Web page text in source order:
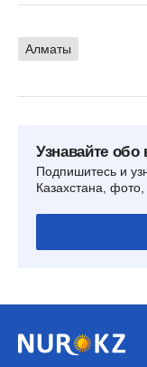
Алматы
Узнавайте
Подпишитесь и
Казахстана,